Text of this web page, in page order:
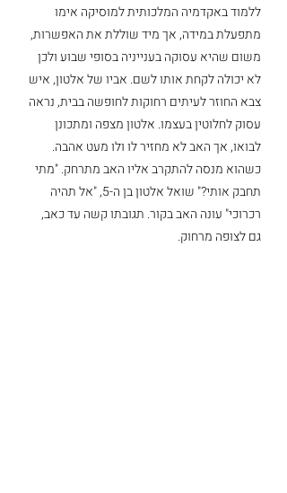
ללמוד באקדמיה המלכותית למוסיקה אימו
מתפעלת במידה, אך מיד שוללת את האפשרות,
משום שהיא עסוקה בענייניה בסופי שבוע ולכן
לא יכולה לקחת אותו לשם. אביו של אלטון, איש
צבא החוזר לעיתים רחוקות לחופשה בבית, נראה
עסוק לחלוטין בעצמו. אלטון מצפה ומתכונן
לבואו, אך האב לא מחזיר לו ולו מעט אהבה.
כשהוא מנסה להתקרב אליו האב מתרחק. "מתי
תחבק אותי?" שואל אלטון בן ה-5, "אל תהיה
רכרוכי" עונה האב בקור. תגובתו קשה עד כאב,
גם לצופה מרחוק.